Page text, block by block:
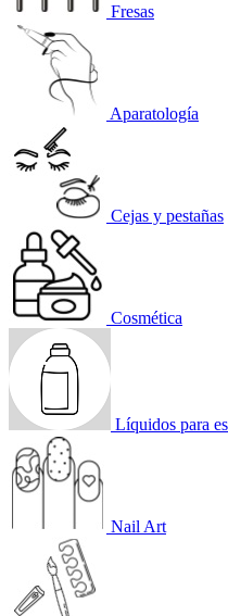
Fresas
Aparatología
Cejas y pestañas
Cosmética
Líquidos para
Nail Art